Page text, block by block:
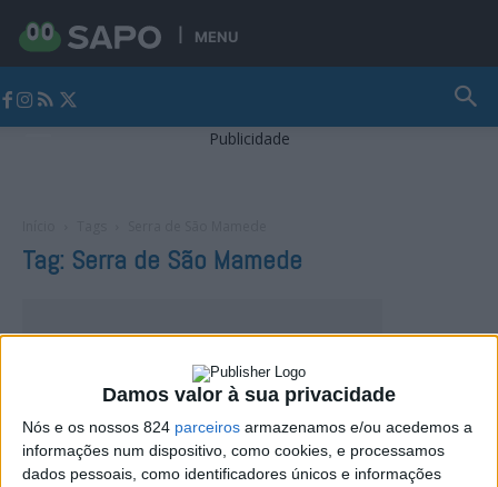
Damos valor à sua privacidade
Nós e os nossos 824 parceiros armazenamos e/ou acedemos a
informações num dispositivo, como cookies, e processamos
dados pessoais, como identificadores únicos e informações
MENU
Publicidade
Tag: Serra de São Mamede